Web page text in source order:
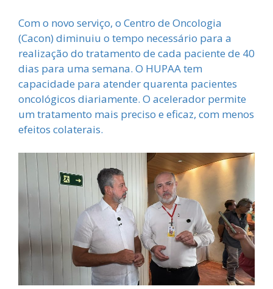
Com o novo serviço, o Centro de Oncologia
(Cacon) diminuiu o tempo necessário para a
realização do tratamento de cada paciente de 40
dias para uma semana. O HUPAA tem
capacidade para atender quarenta pacientes
oncológicos diariamente. O acelerador permite
um tratamento mais preciso e eficaz, com menos
efeitos colaterais.